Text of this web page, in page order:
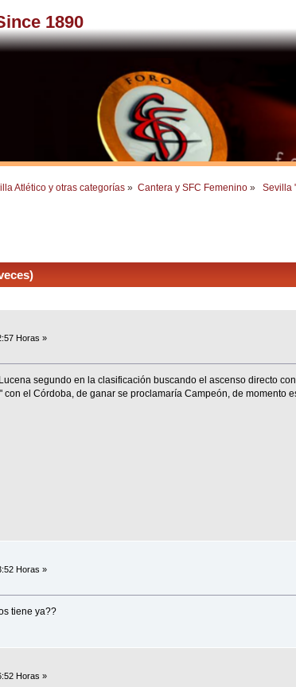
1890
Atlético y otras categorías» Cantera y SFC Femenino » Sevilla
Horas »
segundo en la clasificación buscando el ascenso directo
el Córdoba, de ganar se proclamaría Campeón, de momento
Horas »
tiene ya??
Horas »